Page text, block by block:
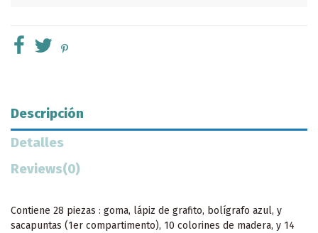
Descripción
Detalles
Reviews(0)
Contiene 28 piezas : goma, lápiz de grafito, bolígrafo azul, y
sacapuntas (1er compartimento), 10 colorines de madera, y 14